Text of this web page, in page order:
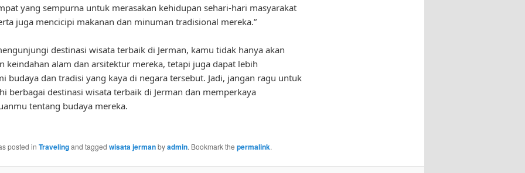
yang sempurna untuk merasakan kehidupan sehari-hari masyarakat
juga mencicipi makanan dan minuman tradisional mereka.”
destinasi wisata terbaik di Jerman, kamu tidak hanya akan
keindahan alam dan arsitektur mereka, tetapi juga dapat lebih
budaya dan tradisi yang kaya di negara tersebut. Jadi, jangan ragu untuk
berbagai destinasi wisata terbaik di Jerman dan memperkaya
tentang budaya mereka.
posted in Travelingand tagged wisata jermanbyadmin. Bookmark the permalink.